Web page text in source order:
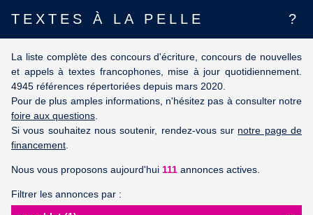
TEXTES À LA PELLE ?
La liste complète des concours d'écriture, concours de nouvelles
et appels à textes francophones, mise à jour quotidiennement.
4945 références répertoriées depuis mars 2020.
Pour de plus amples informations, n'hésitez pas à consulter notre
foire aux questions
Si vous souhaitez nous soutenir, rendez-vous sur notre page de
financement
Nous vous proposons aujourd'hui 111 annonces actives.
Filtrer les annonces par :